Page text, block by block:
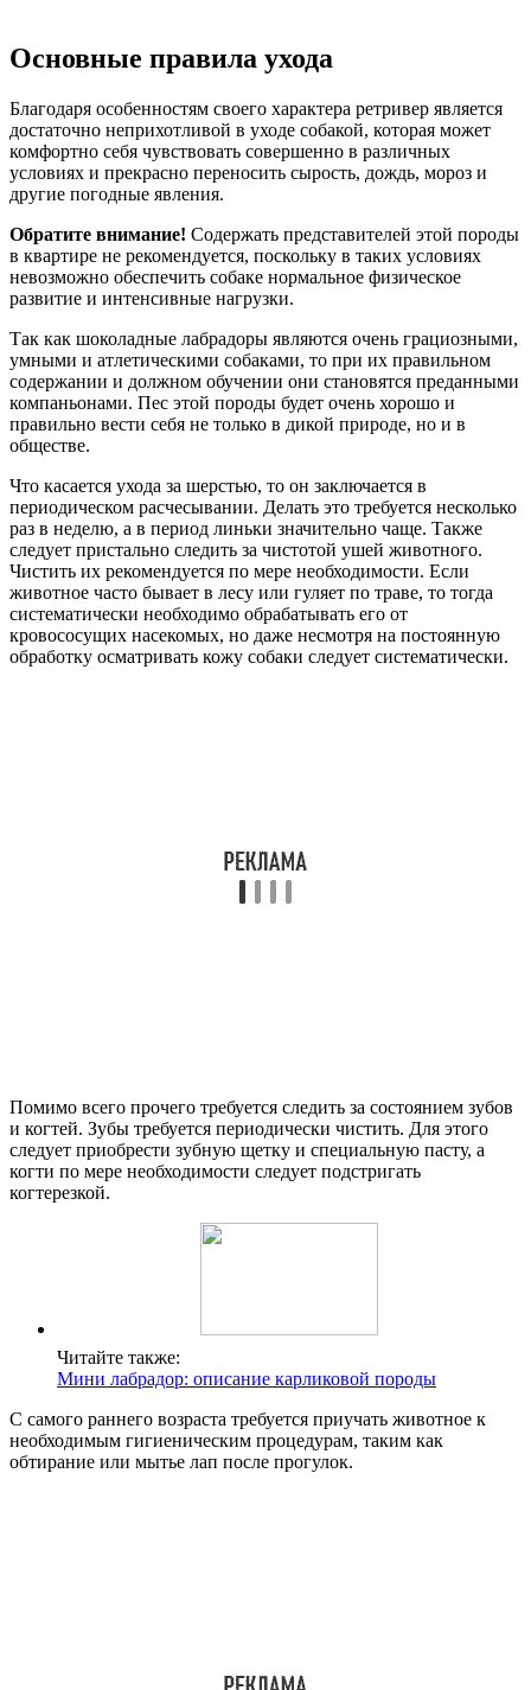
Основные правила ухода
Благодаря особенностям своего характера ретривер является
достаточно неприхотливой в уходе собакой, которая может
комфортно себя чувствовать совершенно в различных
условиях и прекрасно переносить сырость, дождь, мороз и
другие погодные явления.
Обратите внимание! Содержать представителей этой породы
в квартире не рекомендуется, поскольку в таких условиях
невозможно обеспечить собаке нормальное физическое
развитие и интенсивные нагрузки.
Так как шоколадные лабрадоры являются очень грациозными,
умными и атлетическими собаками, то при их правильном
содержании и должном обучении они становятся преданными
компаньонами. Пес этой породы будет очень хорошо и
правильно вести себя не только в дикой природе, но и в
обществе.
Что касается ухода за шерстью, то он заключается в
периодическом расчесывании. Делать это требуется несколько
раз в неделю, а в период линьки значительно чаще. Также
следует пристально следить за чистотой ушей животного.
Чистить их рекомендуется по мере необходимости. Если
животное часто бывает в лесу или гуляет по траве, то тогда
систематически необходимо обрабатывать его от
кровососущих насекомых, но даже несмотря на постоянную
обработку осматривать кожу собаки следует систематически.
Помимо всего прочего требуется следить за состоянием зубов
и когтей. Зубы требуется периодически чистить. Для этого
следует приобрести зубную щетку и специальную пасту, а
когти по мере необходимости следует подстригать
когтерезкой.
Читайте также:
Мини лабрадор: описание карликовой породы
С самого раннего возраста требуется приучать животное к
необходимым гигиеническим процедурам, таким как
обтирание или мытье лап после прогулок.